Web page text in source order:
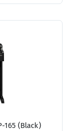
165 (Black)